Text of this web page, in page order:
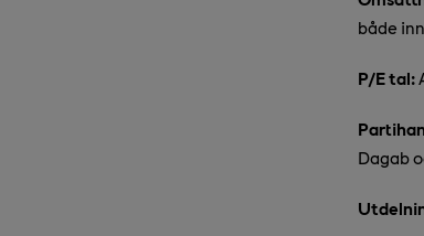
både
P/E tal:
Dagab